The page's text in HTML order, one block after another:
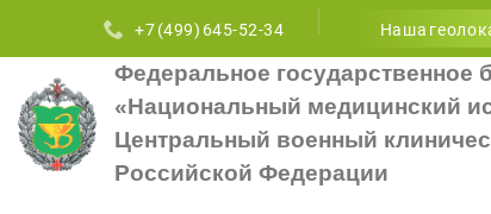
+7 (499) 645-52-34 Наша
Федеральное государственное
«Национальный медицинский
Центральный военный
Российской Федерации